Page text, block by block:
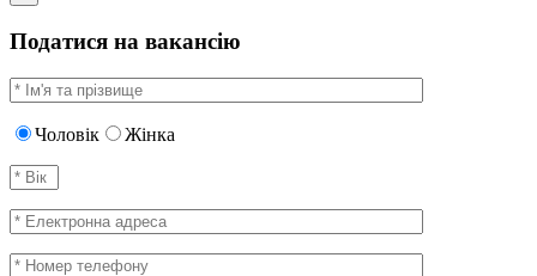
Податися на вакансію
Чоловік Жінка